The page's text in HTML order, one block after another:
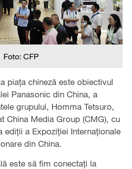
Foto: CFP
piața chineză este obiectivul
Panasonic din China, a
grupului, Homma Tetsuro,
China Media Group (CMG), cu
ediții a Expoziției Internaționale
din China.
este să fim conectați la